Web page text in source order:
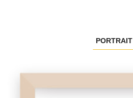
PORTRAIT